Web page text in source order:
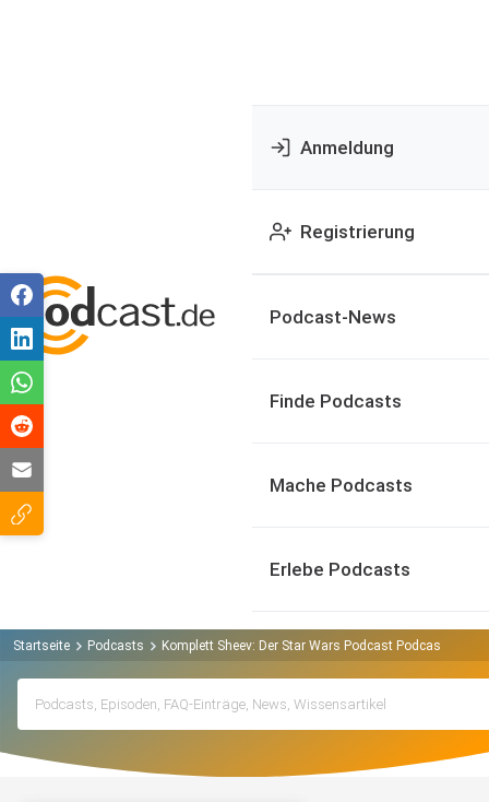
Anmeldung
Registrierung
Podcast-News
Finde Podcasts
Mache Podcasts
Erlebe Podcasts
Startseite Podcasts Komplett Sheev: Der Star Wars Podcast Podcast